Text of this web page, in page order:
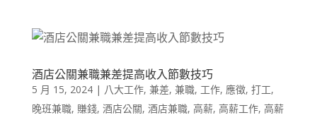
酒店公關兼職兼差提高收入節數技巧
5 月 15, 2024| 八大工作, 兼差, 兼職, 工作, 應徵, 打工,
晚班兼職, 賺錢, 酒店公關, 酒店兼職, 高薪, 高薪工作, 高薪